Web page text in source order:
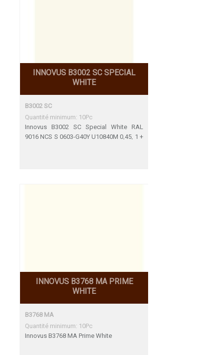
INNOVUS B3002 SC SPECIAL
WHITE
B3002 SC
Quantité minimum: 10Pc
Innovus B3002 SC Special White RAL
9016 NCS S 0603-G40Y U10840M 0,45, 1 +
INNOVUS B3768 MA PRIME
WHITE
B3768 MA
Quantité minimum: 10Pc
Innovus B3768 MA Prime White